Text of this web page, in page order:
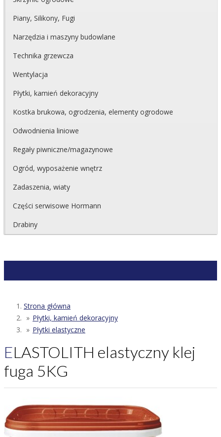
Piany, Silikony, Fugi
Narzędzia i maszyny budowlane
Technika grzewcza
Wentylacja
Płytki, kamień dekoracyjny
Kostka brukowa, ogrodzenia, elementy ogrodowe
Odwodnienia liniowe
Regały piwniczne/magazynowe
Ogród, wyposażenie wnętrz
Zadaszenia, wiaty
Części serwisowe Hormann
Drabiny
Strona główna
Płytki, kamień dekoracyjny
Płytki elastyczne
ELASTOLITH elastyczny klej
fuga 5KG